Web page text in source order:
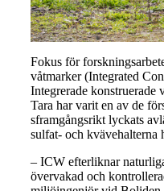
Fokus för
våtmarker (Integrated
Integrerade konstruerade
Tara har varit en av de
sframgångsrikt lyckats
sulfat- och kvävehalterna
– ICW efterliknar
övervakad och